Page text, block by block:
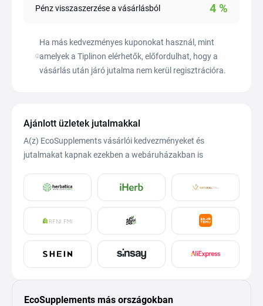
Pénz visszaszerzése a vásárlásból 4 %
Ha más kedvezményes kuponokat használ, mint
amelyek a Tiplinon elérhetők, előfordulhat, hogy a
vásárlás után járó jutalma nem kerül regisztrációra.
Ajánlott üzletek jutalmakkal
A(z) EcoSupplements vásárlói kedvezményeket és
jutalmakat kapnak ezekben a webáruházakban is
EcoSupplements más országokban